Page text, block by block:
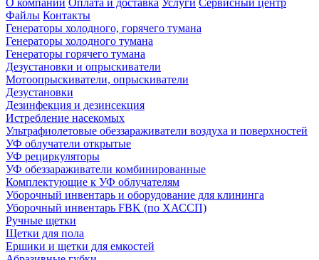
О компании Оплата и доставка Услуги Сервисный центр
Файлы Контакты
Генераторы холодного, горячего тумана
Генераторы холодного тумана
Генераторы горячего тумана
Дезустановки и опрыскиватели
Мотоопрыскиватели, опрыскиватели
Дезустановки
Дезинфекция и дезинсекция
Истребление насекомых
Ультрафиолетовые обеззараживатели воздуха и поверхностей
УФ облучатели открытые
УФ рециркуляторы
УФ обеззараживатели комбинированные
Комплектующие к УФ облучателям
Уборочный инвентарь и оборудование для клининга
Уборочный инвентарь FBK (по ХАССП)
Ручные щетки
Щетки для пола
Ершики и щетки для емкостей